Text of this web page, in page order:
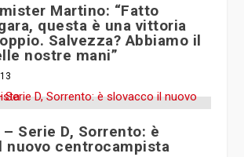
Martino: “Fatto
questa è una vittoria
Salvezza? Abbiamo il
nostre mani”
– Serie D, Sorrento: è
nuovo centrocampista